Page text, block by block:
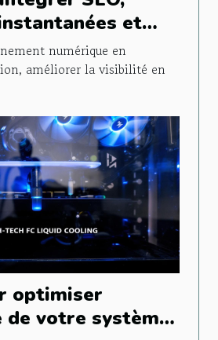
et
pour
votre visibilité ?
numérique en
améliorer la visibilité en
optimiser
votre système